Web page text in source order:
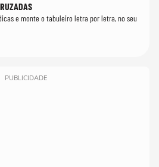
e monte o tabuleiro letra por letra, no seu
PUBLICIDADE